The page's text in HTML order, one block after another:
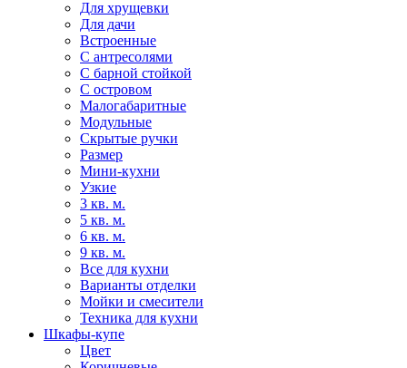
Для хрущевки
Для дачи
Встроенные
С антресолями
С барной стойкой
С островом
Малогабаритные
Модульные
Скрытые ручки
Размер
Мини-кухни
Узкие
3 кв. м.
5 кв. м.
6 кв. м.
9 кв. м.
Все для кухни
Варианты отделки
Мойки и смесители
Техника для кухни
Шкафы-купе
Цвет